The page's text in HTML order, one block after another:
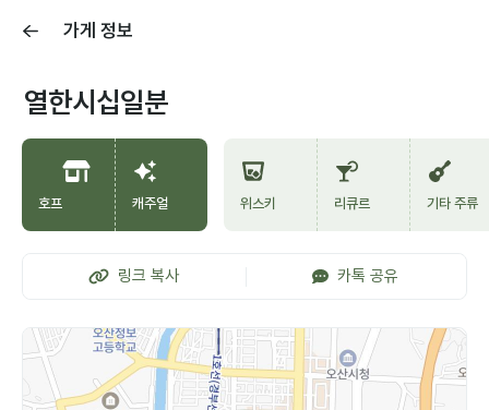
가게 정보
열한시십일분
호프 캐주얼 위스키 리큐르 기타 주류
링크 복사 카톡 공유